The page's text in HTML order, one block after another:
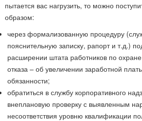
пытается вас нагрузить, то можно
образом:
через формализованную процедуру
пояснительную записку, рапорт и т.д.)
расширении штата работников по
отказа – об увеличении заработной
обязанности;
обратиться в службу корпоративного
внеплановую проверку с выявленным
несоответствия уровню квалификации